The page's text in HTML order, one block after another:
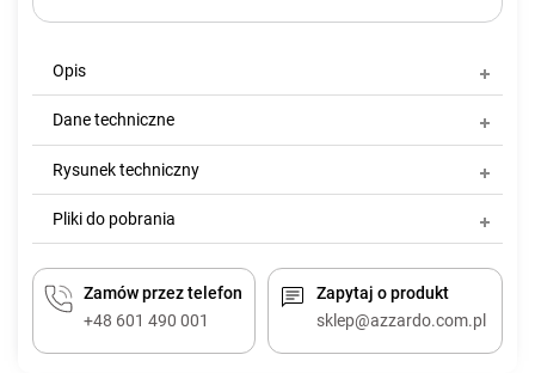
Opis
Dane techniczne
Rysunek techniczny
Pliki do pobrania
Zamów przez telefon
+48 601 490 001
Zapytaj o produkt
sklep@azzardo.com.pl